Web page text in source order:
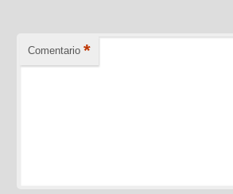
Comentario *